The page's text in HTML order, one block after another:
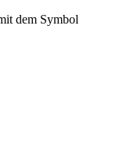
dem Symbol